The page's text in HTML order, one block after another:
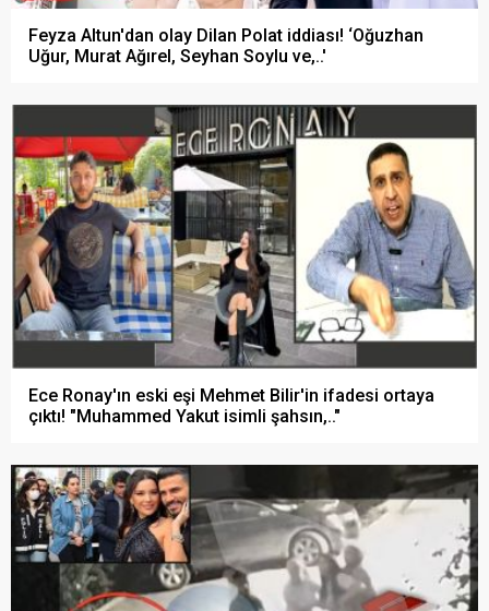
Feyza Altun'dan olay Dilan Polat iddiası! ‘Oğuzhan
Uğur, Murat Ağırel, Seyhan Soylu ve,..'
Ece Ronay'ın eski eşi Mehmet Bilir'in ifadesi ortaya
çıktı! "Muhammed Yakut isimli şahsın,.."